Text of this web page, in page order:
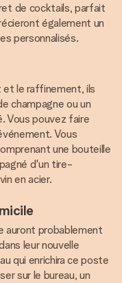
de cocktails, parfait
également un
personnalisés.
et le raffinement, ils
champagne ou un
Vous pouvez faire
Vous
une bouteille
d'un tire-
en acier.
auront probablement
leur nouvelle
qui enrichira ce poste
sur le bureau, un